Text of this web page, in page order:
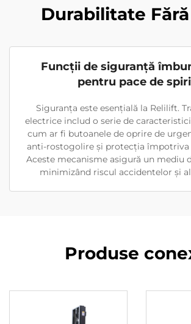
Durabilitate
Funcţii de siguranţă
pentru pace de
Siguranța este esențială la Relilift.
electrice includ o serie de
cum ar fi butoanele de oprire de
anti-rostogolire și protecția împotriva
Aceste mecanisme asigură un mediu
minimizând riscul accidentelor și
Produse